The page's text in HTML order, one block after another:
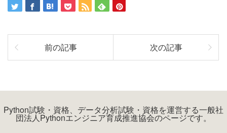
前の記事 次の記事
Python試験・資格、データ分析試験・資格を運営する一般社
団法人Pythonエンジニア育成推進協会のページです。